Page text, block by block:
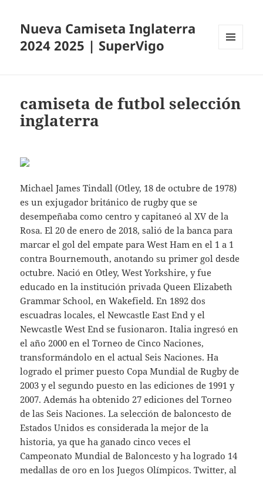
Nueva Camiseta Inglaterra
2024 2025 | SuperVigo
camiseta de futbol selección
inglaterra
Michael James Tindall (Otley, 18 de octubre de 1978)
es un exjugador británico de rugby que se
desempeñaba como centro y capitaneó al XV de la
Rosa. El 20 de enero de 2018, salió de la banca para
marcar el gol del empate para West Ham en el 1 a 1
contra Bournemouth, anotando su primer gol desde
octubre. Nació en Otley, West Yorkshire, y fue
educado en la institución privada Queen Elizabeth
Grammar School, en Wakefield. En 1892 dos
escuadras locales, el Newcastle East End y el
Newcastle West End se fusionaron. Italia ingresó en
el año 2000 en el Torneo de Cinco Naciones,
transformándolo en el actual Seis Naciones. Ha
logrado el primer puesto Copa Mundial de Rugby de
2003 y el segundo puesto en las ediciones de 1991 y
2007. Además ha obtenido 27 ediciones del Torneo
de las Seis Naciones. La selección de baloncesto de
Estados Unidos es considerada la mejor de la
historia, ya que ha ganado cinco veces el
Campeonato Mundial de Baloncesto y ha logrado 14
medallas de oro en los Juegos Olímpicos. Twitter, al